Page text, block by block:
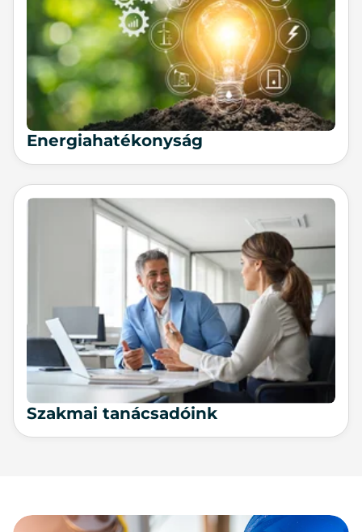
Energiahatékonyság
Szakmai tanácsadóink